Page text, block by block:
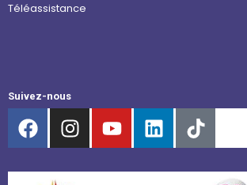
Téléassistance
Suivez-nous